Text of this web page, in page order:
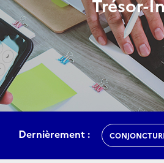
Dernièrement : CONJONCTURE
Energies-